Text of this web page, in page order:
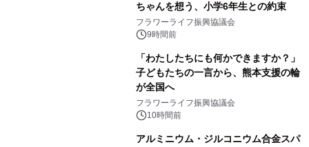
ちゃんを想う、小学6年生との約束
フラワーライフ振興協議会
9時間前
「わたしたちにも何かできますか？」
子どもたちの一言から、熊本支援の輪
が全国へ
フラワーライフ振興協議会
10時間前
アルミニウム・ジルコニウム合金スパ